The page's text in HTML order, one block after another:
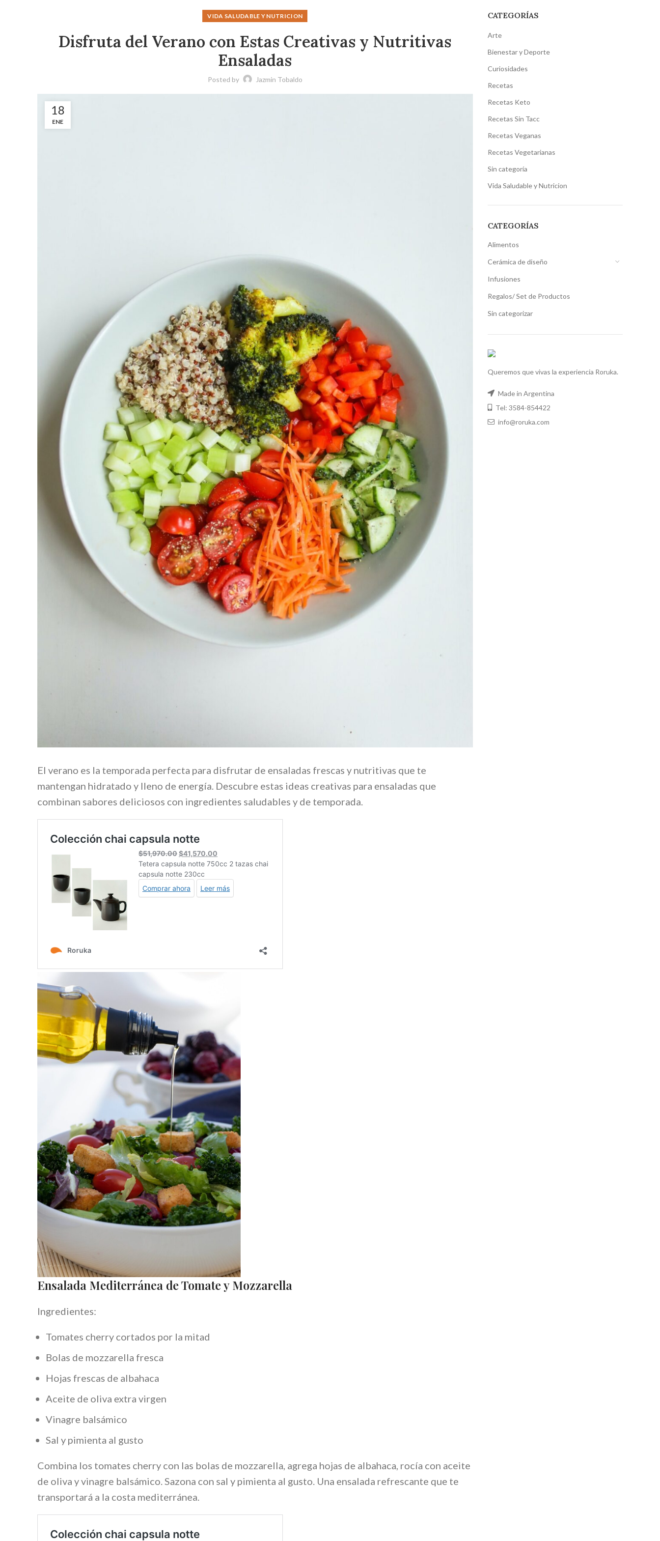
VIDA SALUDABLE Y NUTRICION
Disfruta del Verano con Estas Creativas y Nutritivas
Ensaladas
Posted by Jazmin Tobaldo
18
ENE
El verano es la temporada perfecta para disfrutar de ensaladas frescas y nutritivas que te
mantengan hidratado y lleno de energía. Descubre estas ideas creativas para ensaladas que
combinan sabores deliciosos con ingredientes saludables y de temporada.
Ensalada Mediterránea de Tomate y Mozzarella
Ingredientes:
Tomates cherry cortados por la mitad
Bolas de mozzarella fresca
Hojas frescas de albahaca
Aceite de oliva extra virgen
Vinagre balsámico
Sal y pimienta al gusto
Combina los tomates cherry con las bolas de mozzarella, agrega hojas de albahaca, rocía con aceite
de oliva y vinagre balsámico. Sazona con sal y pimienta al gusto. Una ensalada refrescante que te
transportará a la costa mediterránea.
CATEGORÍAS
Arte
Bienestar y Deporte
Curiosidades
Recetas
Recetas Keto
Recetas Sin Tacc
Recetas Veganas
Recetas Vegetarianas
Sin categoría
Vida Saludable y Nutricion
CATEGORÍAS
Alimentos
Cerámica de diseño
Infusiones
Regalos/ Set de Productos
Sin categorizar
Queremos que vivas la experiencia Roruka.
Made in Argentina
Tel: 3584-854422
info@roruka.com